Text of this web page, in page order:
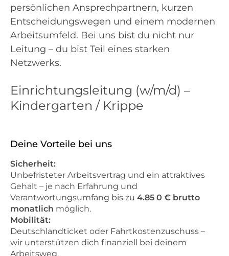
persönlichen Ansprechpartnern, kurzen
Entscheidungswegen und einem modernen
Arbeitsumfeld. Bei uns bist du nicht nur
Leitung – du bist Teil eines starken
Netzwerks.
Einrichtungsleitung (w/m/d) –
Kindergarten / Krippe
Deine Vorteile bei uns
Sicherheit:
Unbefristeter Arbeitsvertrag und ein attraktives
Gehalt – je nach Erfahrung und
Verantwortungsumfang bis zu 4.85 0 € brutto
monatlich möglich.
Mobilität:
Deutschlandticket oder Fahrtkostenzuschuss –
wir unterstützen dich finanziell bei deinem
Arbeitsweg.